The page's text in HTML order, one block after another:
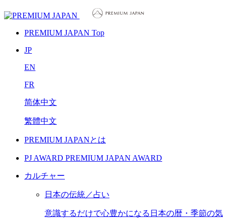
PREMIUM JAPAN Top
JP
EN
FR
简体中文
繁體中文
PREMIUM JAPANとは
PJ AWARD PREMIUM JAPAN AWARD
カルチャー
日本の伝統／占い
意識するだけで心豊かになる日本の暦・季節の気